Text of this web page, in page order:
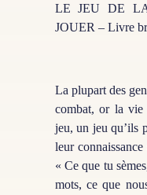
LE JEU DE
JOUER – Livre
La plupart des
combat, or la vie
jeu, un jeu qu’ils
leur
« Ce que tu
mots, ce que